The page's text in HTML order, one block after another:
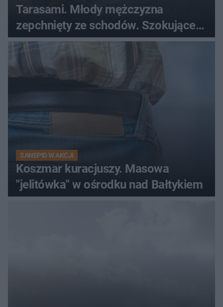
Tarasami. Młody mężczyzna
zepchnięty ze schodów. Szokujące
nagranie krąży po sieci
SANEPID W AKCJI
Koszmar kuracjuszy. Masowa
"jelitówka" w ośrodku nad Bałtykiem